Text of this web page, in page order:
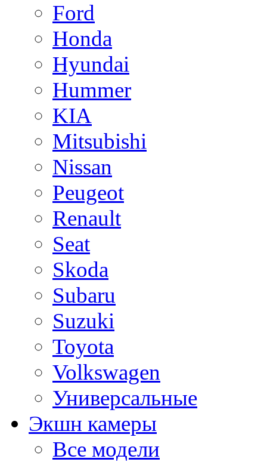
Ford
Honda
Hyundai
Hummer
KIA
Mitsubishi
Nissan
Peugeot
Renault
Seat
Skoda
Subaru
Suzuki
Toyota
Volkswagen
Универсальные
Экшн камеры
Все модели